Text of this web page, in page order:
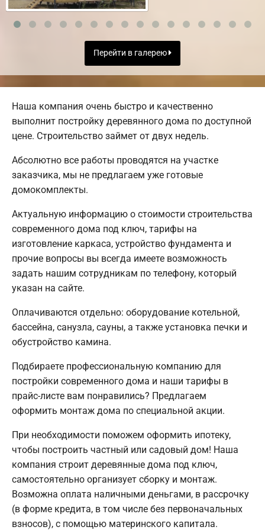
Перейти в галерею
Наша компания очень быстро и качественно
выполнит постройку деревянного дома по доступной
цене. Строительство займет от двух недель.
Абсолютно все работы проводятся на участке
заказчика, мы не предлагаем уже готовые
домокомплекты.
Актуальную информацию о стоимости строительства
современного дома под ключ, тарифы на
изготовление каркаса, устройство фундамента и
прочие вопросы вы всегда имеете возможность
задать нашим сотрудникам по телефону, который
указан на сайте.
Оплачиваются отдельно: оборудование котельной,
бассейна, санузла, сауны, а также установка печки и
обустройство камина.
Подбираете профессиональную компанию для
постройки современного дома и наши тарифы в
прайс-листе вам понравились? Предлагаем
оформить монтаж дома по специальной акции.
При необходимости поможем оформить ипотеку,
чтобы построить частный или садовый дом! Наша
компания строит деревянные дома под ключ,
самостоятельно организует сборку и монтаж.
Возможна оплата наличными деньгами, в рассрочку
(в форме кредита, в том числе без первоначальных
взносов), с помощью материнского капитала.